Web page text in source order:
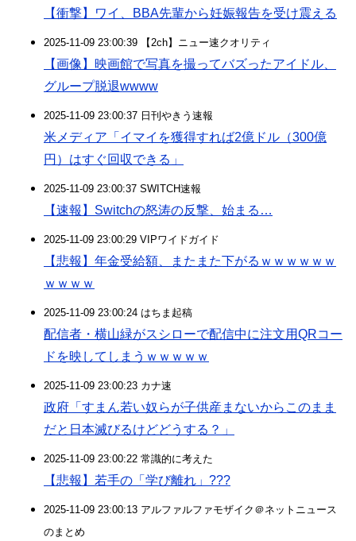
【衝撃】ワイ、BBA先輩から妊娠報告を受け震える
2025-11-09 23:00:39 【2ch】ニュー速クオリティ
【画像】映画館で写真を撮ってバズったアイドル、
グループ脱退wwww
2025-11-09 23:00:37 日刊やきう速報
米メディア「イマイを獲得すれば2億ドル（300億
円）はすぐ回収できる」
2025-11-09 23:00:37 SWITCH速報
【速報】Switchの怒涛の反撃、始まる…
2025-11-09 23:00:29 VIPワイドガイド
【悲報】年金受給額、またまた下がるｗｗｗｗｗｗ
ｗｗｗｗ
2025-11-09 23:00:24 はちま起稿
配信者・横山緑がスシローで配信中に注文用QRコー
ドを映してしまうｗｗｗｗｗ
2025-11-09 23:00:23 カナ速
政府「すまん若い奴らが子供産まないからこのまま
だと日本滅びるけどどうする？」
2025-11-09 23:00:22 常識的に考えた
【悲報】若手の「学び離れ」???
2025-11-09 23:00:13 アルファルファモザイク＠ネットニュース
のまとめ